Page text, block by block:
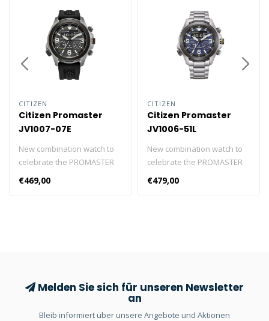
CITIZEN
Citizen Promaster
JV1007-07E
New combination watch to
celebrate the PROMASTER
brand’s 35th anniversary!
To celebrate this
€469,00
CITIZEN
Citizen Promaster
JV1006-51L
New combination watch to
celebrate the PROMASTER
brand’s 35th anniversary!
To celebrate this
€479,00
Melden Sie sich für unseren Newsletter
an
Bleib informiert über unsere Angebote und Aktionen